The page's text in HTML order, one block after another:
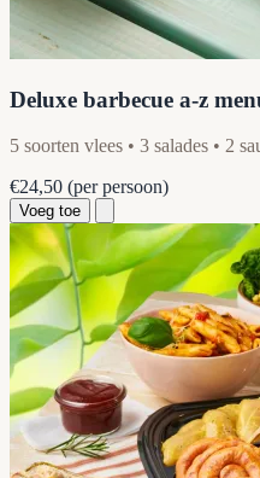
Deluxe barbecue a-z
5 soorten vlees • 3 salades • 2
€24,50 (per persoon)
Voeg toe